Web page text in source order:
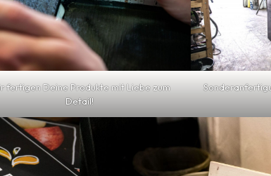
fertigen Deine Produkte mit Liebe zum
Detail!